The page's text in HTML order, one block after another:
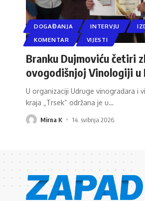
DOGAĐANJA INTERVJU
KOMENTAR
VIJESTI
Branku Dujmoviću četiri
ovogodišnjoj Vinologiji u
U organizaciji Udruge vinogradara i
kraja „Trsek“ održana je u…
Mirna K 14. svibnja 2026.